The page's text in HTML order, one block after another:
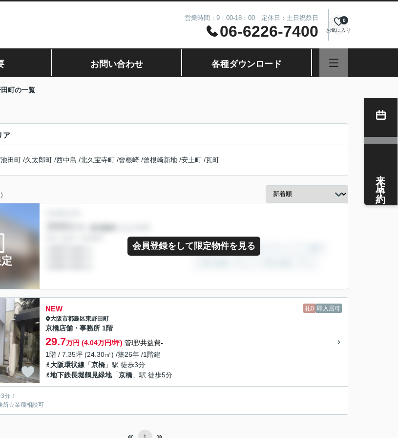
営業時間：9：00-18：00 定休日：土日祝祭日
06-6226-7400 お気に入り
0
お問い合わせ 各種ダウンロード
田町の一覧
ア
池田町 /久太郎町 /西中島 /北久宝寺町 /曾根崎 /曾根崎新地 /安土町 /瓦町
会員登録をして限定物件を見る
礼0 即入居可
NEW
大阪市都島区東野田町
京橋店舗・事務所 1階
29.7万円 (4.04万円/坪) 管理/共益費-
1階 / 7.35坪 (24.30㎡) /築26年 /1階建
大阪環状線 「京橋 」駅 徒歩3分
地下鉄長堀鶴見緑地「京橋 」駅 徒歩5分
分！
所☆業種相談可
来店予約